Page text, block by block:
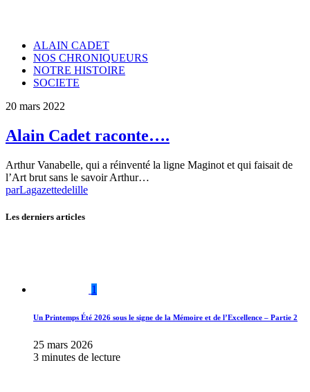
ALAIN CADET
NOS CHRONIQUEURS
NOTRE HISTOIRE
SOCIETE
20 mars 2022
Alain Cadet raconte….
Arthur Vanabelle, qui a réinventé la ligne Maginot et qui faisait de
l’Art brut sans le savoir Arthur…
parLagazettedelille
Les derniers articles
1
Un Printemps Été 2026 sous le signe de la Mémoire et de l’Excellence – Partie 2
25 mars 2026
3 minutes de lecture